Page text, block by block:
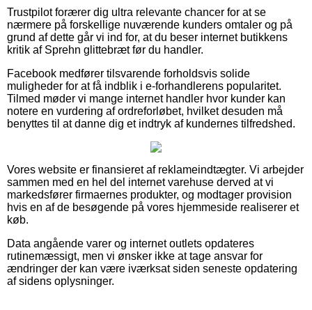
Trustpilot forærer dig ultra relevante chancer for at se
nærmere på forskellige nuværende kunders omtaler og på
grund af dette går vi ind for, at du beser internet butikkens
kritik af Sprehn glittebræt før du handler.
Facebook medfører tilsvarende forholdsvis solide
muligheder for at få indblik i e-forhandlerens popularitet.
Tilmed møder vi mange internet handler hvor kunder kan
notere en vurdering af ordreforløbet, hvilket desuden må
benyttes til at danne dig et indtryk af kundernes tilfredshed.
Vores website er finansieret af reklameindtægter. Vi arbejder
sammen med en hel del internet varehuse derved at vi
markedsfører firmaernes produkter, og modtager provision
hvis en af de besøgende på vores hjemmeside realiserer et
køb.
Data angående varer og internet outlets opdateres
rutinemæssigt, men vi ønsker ikke at tage ansvar for
ændringer der kan være iværksat siden seneste opdatering
af sidens oplysninger.